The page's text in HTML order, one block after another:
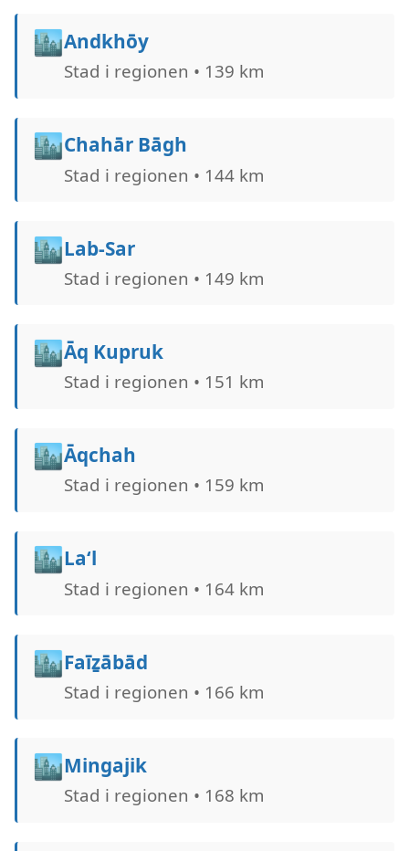
🏙️Andkhōy
Stad i regionen • 139 km
🏙️Chahār Bāgh
Stad i regionen • 144 km
🏙️Lab-Sar
Stad i regionen • 149 km
🏙️Āq Kupruk
Stad i regionen • 151 km
🏙️Āqchah
Stad i regionen • 159 km
🏙️La‘l
Stad i regionen • 164 km
🏙️Faīẕābād
Stad i regionen • 166 km
🏙️Mingajik
Stad i regionen • 168 km